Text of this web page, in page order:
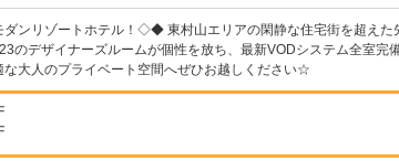
ンリゾートホテル！◇◆ 東村山エリアの閑静な住宅街を超えた
のデザイナーズルームが個性を放ち、最新VODシステム全室完
大人のプライベート空間へぜひお越しください☆